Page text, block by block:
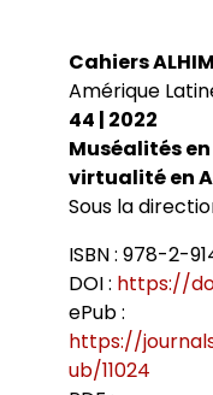
Journées
Colloques
Soutenances
Soutenances
Les Revues du
Revue Pandora
Cuadernos
Cahiers ALHIM
RITA
Publications
Ouvrages
Dossiers et
Thèses
Le LER sur
Cahiers ALHIM
Amérique
44 | 2022
Muséalités
virtualité en
Sous la
ISBN : 978-2-
DOI : https://
ePub :
https://
ub/11024